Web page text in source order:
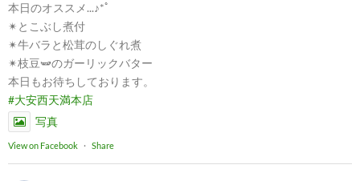
本日のオススメ...♪*ﾟ
✴︎とこぶし煮付
✴︎牛バラと松茸のしぐれ煮
✴︎枝豆🫛のガーリックバター
本日もお待ちしております。
#大安西天満本店
写真
View on Facebook · Share